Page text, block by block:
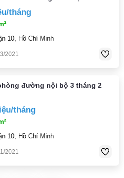
tháng
10, Hồ Chí Minh
2021
đường nội bộ 3 tháng 2
tháng
10, Hồ Chí Minh
2021